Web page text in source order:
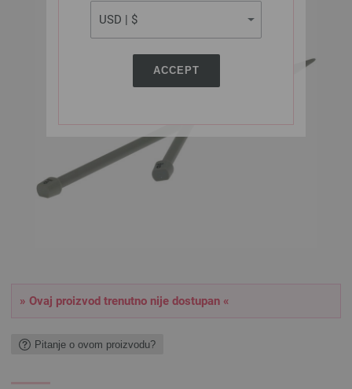
ACCEPT
» Ovaj proizvod trenutno nije dostupan «
Pitanje o ovom proizvodu?